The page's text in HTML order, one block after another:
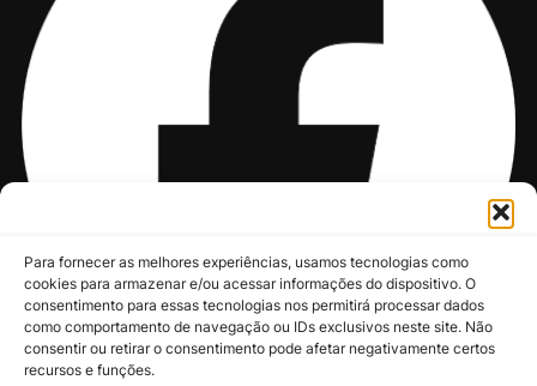
Para fornecer as melhores experiências, usamos tecnologias como
cookies para armazenar e/ou acessar informações do dispositivo. O
consentimento para essas tecnologias nos permitirá processar dados
como comportamento de navegação ou IDs exclusivos neste site. Não
consentir ou retirar o consentimento pode afetar negativamente certos
recursos e funções.